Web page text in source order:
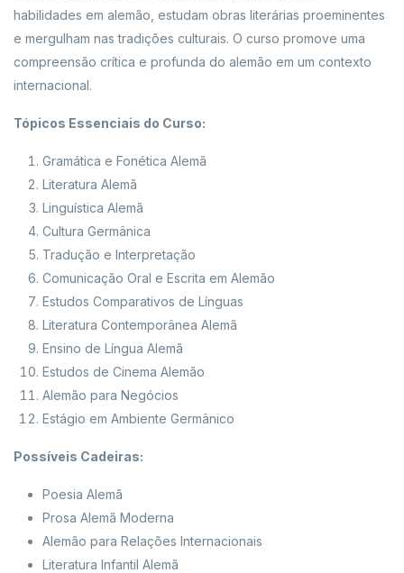
habilidades em alemão, estudam obras literárias proeminentes
e mergulham nas tradições culturais. O curso promove uma
compreensão crítica e profunda do alemão em um contexto
internacional.
Tópicos Essenciais do Curso:
Gramática e Fonética Alemã
Literatura Alemã
Linguística Alemã
Cultura Germânica
Tradução e Interpretação
Comunicação Oral e Escrita em Alemão
Estudos Comparativos de Línguas
Literatura Contemporânea Alemã
Ensino de Língua Alemã
Estudos de Cinema Alemão
Alemão para Negócios
Estágio em Ambiente Germânico
Possíveis Cadeiras:
Poesia Alemã
Prosa Alemã Moderna
Alemão para Relações Internacionais
Literatura Infantil Alemã